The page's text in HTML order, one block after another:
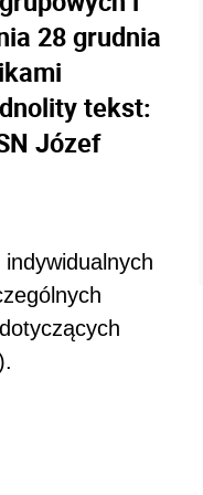
28 grudnia
tekst:
Józef